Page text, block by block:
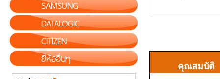
SAMSUNG
DATALOGIC
CITIZEN
ยี่ห้ออื่นๆ
คุณสมบัติ